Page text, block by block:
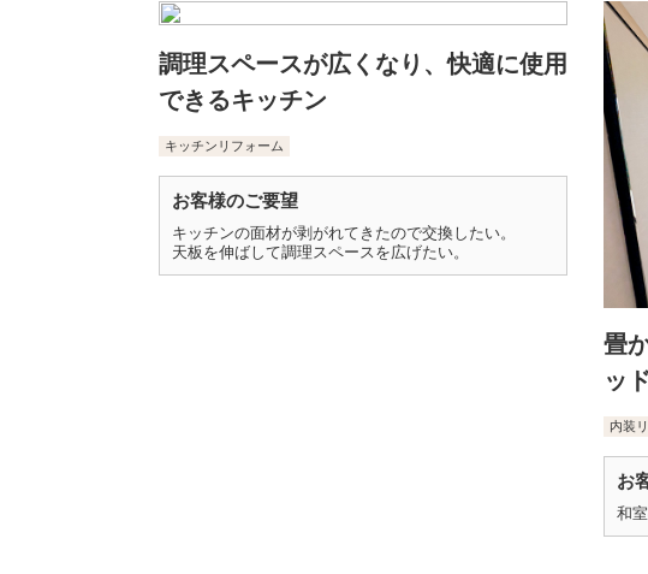
調理スペースが広くなり、快適に使用
できるキッチン
キッチンリフォーム
お客様のご要望
キッチンの面材が剥がれてきたので交換したい。
天板を伸ばして調理スペースを広げたい。
畳
ッ
内装
お
和